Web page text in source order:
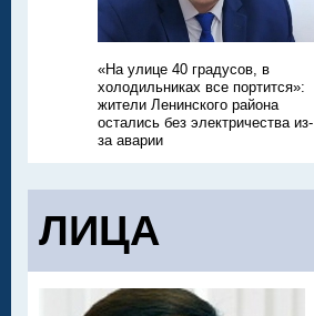
«На улице 40 градусов, в
холодильниках все портится»:
жители Ленинского района
остались без электричества из-
за аварии
ЛИЦА